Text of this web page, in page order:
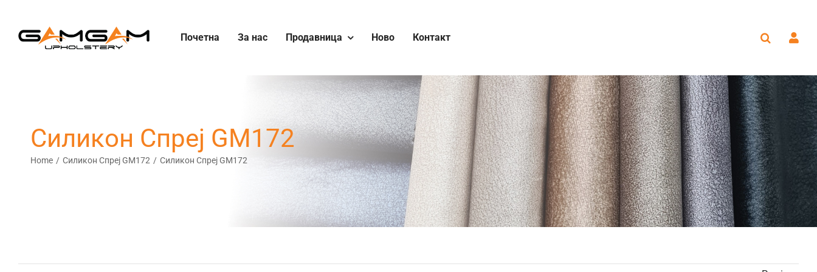
content
Почетна За нас Продавница Ново Контакт
Силикон Спреј GM172
Home Силикон Спреј GM172 Силикон Спреј GM172